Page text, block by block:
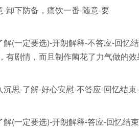
下防备，痛饮一番-随意-要
一定要选)-开朗解释-不答应-回忆
有剧情，而且制作菌花了力气做的
-了解-好心安慰-不答应-回忆结束
一定要选)-开朗解释-答应-回忆结